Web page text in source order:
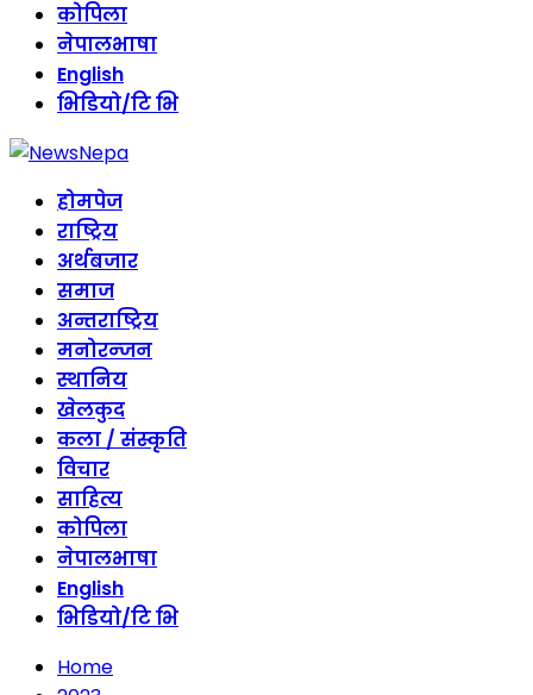
कोपिला
नेपालभाषा
English
भिडियो/टि भि
होमपेज
राष्ट्रिय
अर्थबजार
समाज
अन्तराष्ट्रिय
मनोरन्जन
स्थानिय
खेलकुद
कला / संस्कृति
विचार
साहित्य
कोपिला
नेपालभाषा
English
भिडियो/टि भि
Home